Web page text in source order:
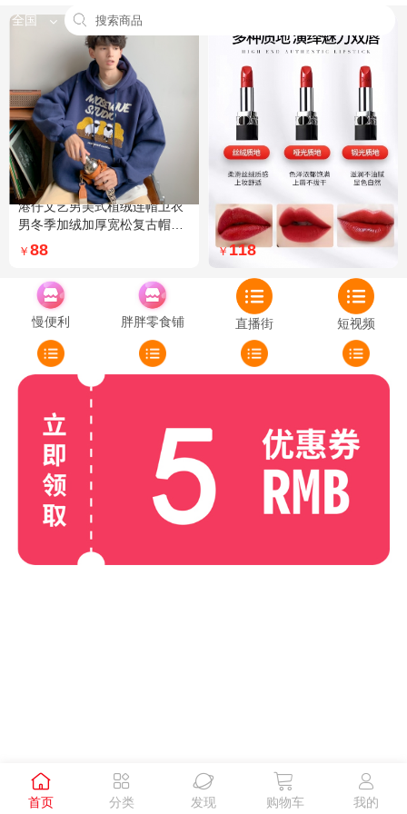
全国
港仔文艺男美式植绒连帽卫衣
男冬季加绒加厚宽松复古帽衫
外套 XXL 加绒 5XL 灰色加绒
￥ 88
Dior迪奥全新烈艳蓝金口红品
牌授权经典藤格纹饰带丝绒质
地999色号传奇红唇哑光 哑光
￥118
慢便利 胖胖零食铺 直播街 短视频

首页

分类

发现

购物车

我的